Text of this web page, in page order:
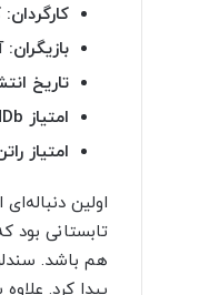
کارگردان:
بازیگران:
تاریخ
امتیاز
امتیاز
تابستانی بود
هم باشد.